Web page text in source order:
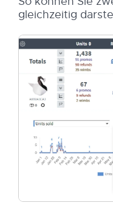
gleichzeitig